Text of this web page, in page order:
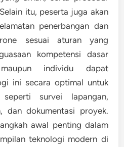
itu, peserta juga akan
penerbangan dan
sesuai aturan yang
kompetensi dasar
individu dapat
ini secara optimal untuk
survei lapangan,
dan dokumentasi proyek.
awal penting dalam
teknologi modern di